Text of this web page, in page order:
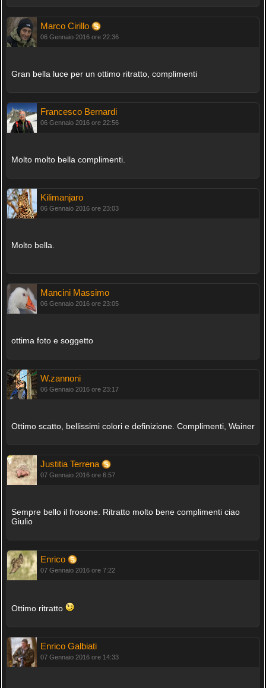
Marco Cirillo
06 Gennaio 2016 ore 22:36
Gran bella luce per un ottimo ritratto, complimenti
Francesco Bernardi
06 Gennaio 2016 ore 22:56
Molto molto bella complimenti.
Kilimanjaro
06 Gennaio 2016 ore 23:03
Molto bella.
Mancini Massimo
06 Gennaio 2016 ore 23:05
ottima foto e soggetto
W.zannoni
06 Gennaio 2016 ore 23:17
Ottimo scatto, bellissimi colori e definizione. Complimenti, Wainer
Justitia Terrena
07 Gennaio 2016 ore 6:57
Sempre bello il frosone. Ritratto molto bene complimenti ciao
Giulio
Enrico
07 Gennaio 2016 ore 7:22
Ottimo ritratto
Enrico Galbiati
07 Gennaio 2016 ore 14:33